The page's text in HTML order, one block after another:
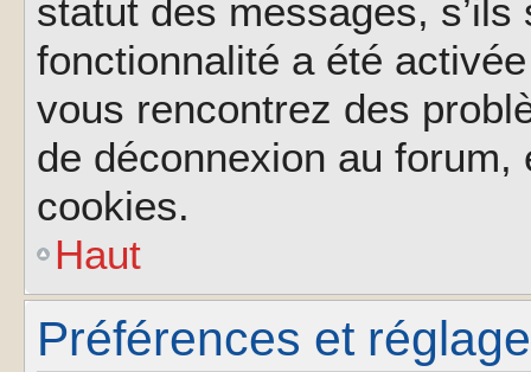
statut des messages,
fonctionnalité a été
vous rencontrez des
de déconnexion au
cookies.
Haut
Préférences et